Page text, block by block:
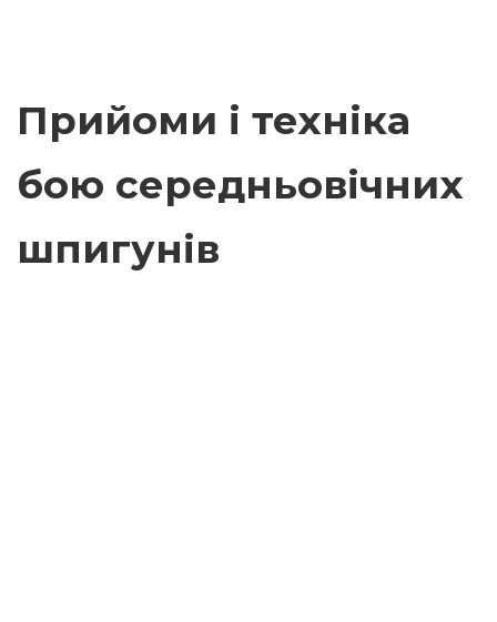
Прийоми і техніка
бою середньовічних
шпигунів